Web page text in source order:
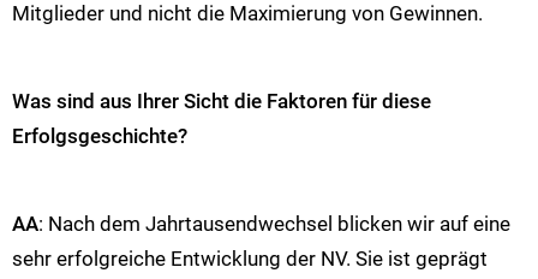
Mitglieder und nicht die Maximierung von Gewinnen.
Was sind aus Ihrer Sicht die Faktoren für diese
Erfolgsgeschichte?
AA: Nach dem Jahrtausendwechsel blicken wir auf eine
sehr erfolgreiche Entwicklung der NV. Sie ist geprägt